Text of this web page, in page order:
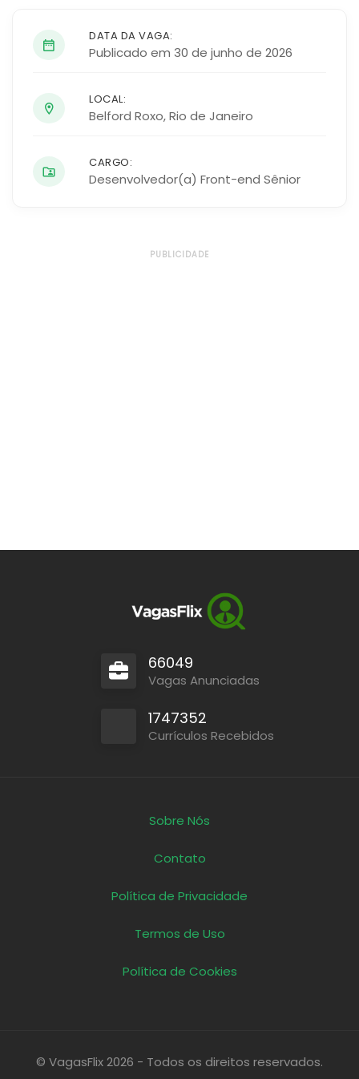
DATA DA VAGA:
Publicado em 30 de junho de 2026
LOCAL:
Belford Roxo,Rio de Janeiro
CARGO:
Desenvolvedor(a) Front-end Sênior
PUBLICIDADE
66049
Vagas Anunciadas
1747352
Currículos Recebidos
Sobre Nós
Contato
Política de Privacidade
Termos de Uso
Política de Cookies
© VagasFlix 2026 - Todos os direitos reservados.